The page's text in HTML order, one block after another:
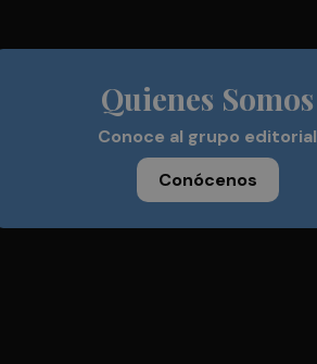
Quienes Somos
Conoce al grupo editorial
Conócenos